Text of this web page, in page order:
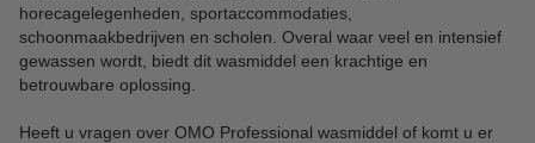
horecagelegenheden, sportaccommodaties,
schoonmaakbedrijven en scholen. Overal waar veel en intensief
gewassen wordt, biedt dit wasmiddel een krachtige en
betrouwbare oplossing.
Heeft u vragen over OMO Professional wasmiddel of komt u er